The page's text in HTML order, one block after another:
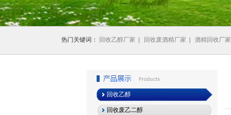
1 2 3
热门关键词： 回收乙醇厂家 回收废酒精厂家 酒精回收厂家
回收乙醇
回收废乙二醇